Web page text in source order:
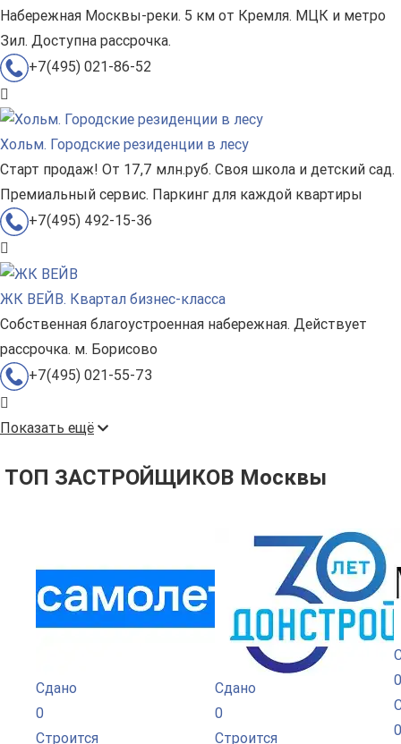
Набережная Москвы-реки. 5 км от Кремля. МЦК и метро
Зил. Доступна рассрочка.
+7(495) 021-86-52
Хольм. Городские резиденции в лесу
Старт продаж! От 17,7 млн.руб. Своя школа и детский сад.
Премиальный сервис. Паркинг для каждой квартиры
+7(495) 492-15-36
ЖК ВЕЙВ. Квартал бизнес-класса
Собственная благоустроенная набережная. Действует
рассрочка. м. Борисово
+7(495) 021-55-73
Показать ещё
ТОП ЗАСТРОЙЩИКОВ Москвы
Сдано
0
Строится
Сдано
0
Строится
0
0